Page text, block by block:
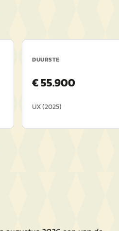
DUURSTE
€55.900
UX(2025)